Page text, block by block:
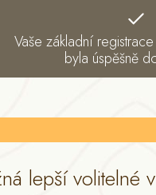
Vaše základní
byla úspěšně
lepší volitelné